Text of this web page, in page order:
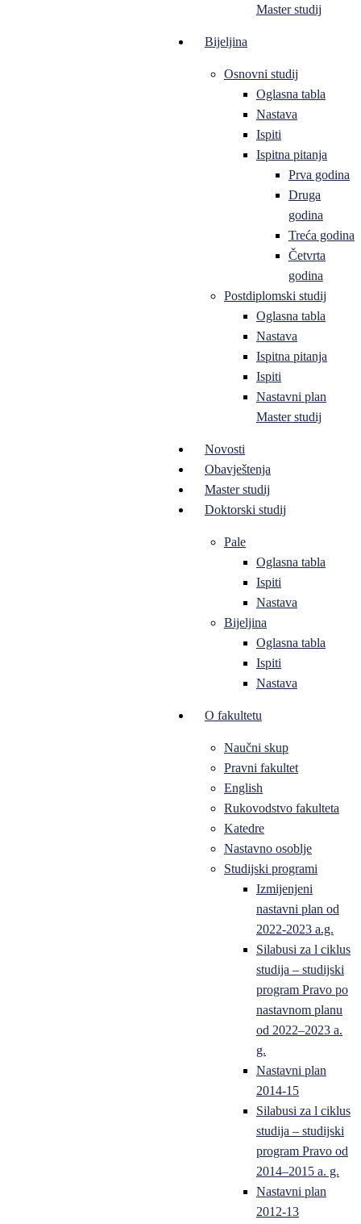
Master studij
Bijeljina
Osnovni studij
Oglasna tabla
Nastava
Ispiti
Ispitna pitanja
Prva godina
Druga
godina
Treća godina
Četvrta
godina
Postdiplomski studij
Oglasna tabla
Nastava
Ispitna pitanja
Ispiti
Nastavni plan
Master studij
Novosti
Obavještenja
Master studij
Doktorski studij
Pale
Oglasna tabla
Ispiti
Nastava
Bijeljina
Oglasna tabla
Ispiti
Nastava
O fakultetu
Naučni skup
Pravni fakultet
English
Rukovodstvo fakulteta
Katedre
Nastavno osoblje
Studijski programi
Izmijenjeni
nastavni plan od
2022-2023 a.g.
Silabusi za l ciklus
studija – studijski
program Pravo po
nastavnom planu
od 2022–2023 a.
g.
Nastavni plan
2014-15
Silabusi za l ciklus
studija – studijski
program Pravo od
2014–2015 a. g.
Nastavni plan
2012-13